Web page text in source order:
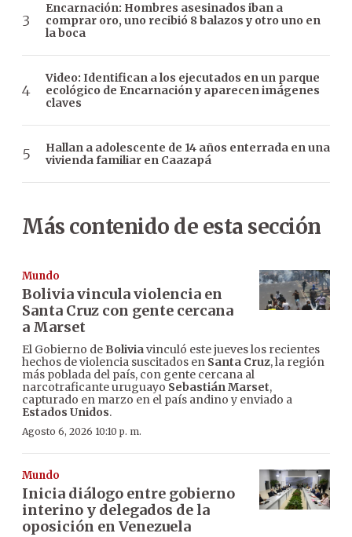
Encarnación: Hombres asesinados iban a
comprar oro, uno recibió 8 balazos y otro uno en
la boca
Video: Identifican a los ejecutados en un parque
ecológico de Encarnación y aparecen imágenes
claves
Hallan a adolescente de 14 años enterrada en una
vivienda familiar en Caazapá
Más contenido de esta sección
Mundo
Bolivia vincula violencia en
Santa Cruz con gente cercana
a Marset
El Gobierno de Boliviavinculó este jueves los recientes
hechos de violencia suscitados en Santa Cruz, la región
más poblada del país, con gente cercana al
narcotraficante uruguayo Sebastián Marset,
capturado en marzo en el país andino y enviado a
Estados Unidos.
Agosto 6, 2026 10:10 p. m.
Mundo
Inicia diálogo entre gobierno
interino y delegados de la
oposición en Venezuela